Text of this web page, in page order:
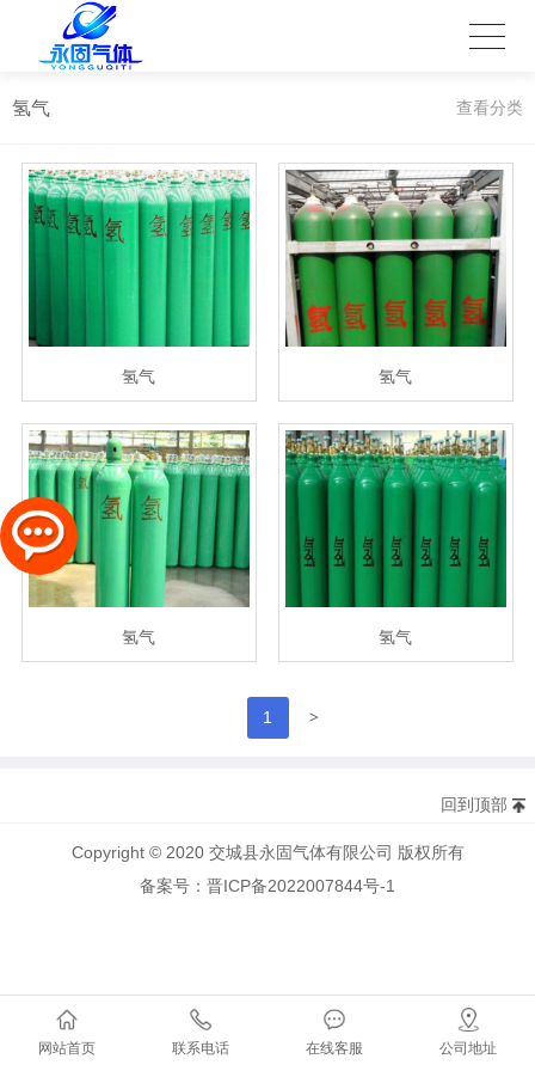
氢气 查看分类
氢气 氢气
氢气 氢气
1 >
网站首页 联系电话 在线客服 公司地址
回到顶部
Copyright © 2020 交城县永固气体有限公司 版权所有
备案号：晋ICP备2022007844号-1